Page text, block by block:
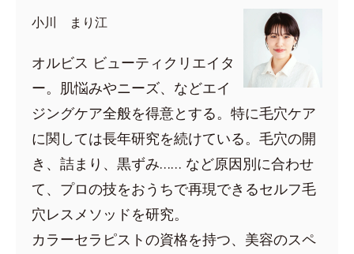
小川 まり江
オルビス ビューティクリエイタ
ー。肌悩みやニーズ、などエイ
ジングケア全般を得意とする。特に毛穴ケア
に関しては長年研究を続けている。毛穴の開
き、詰まり、黒ずみ…… など原因別に合わせ
て、プロの技をおうちで再現できるセルフ毛
穴レスメソッドを研究。
カラーセラピストの資格を持つ、美容のスペ